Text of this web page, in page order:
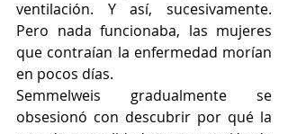
ventilación. Y así, sucesivamente.
Pero nada funcionaba, las mujeres
que contraían la enfermedad morían
en pocos días.
Semmelweis gradualmente se
obsesionó con descubrir por qué la